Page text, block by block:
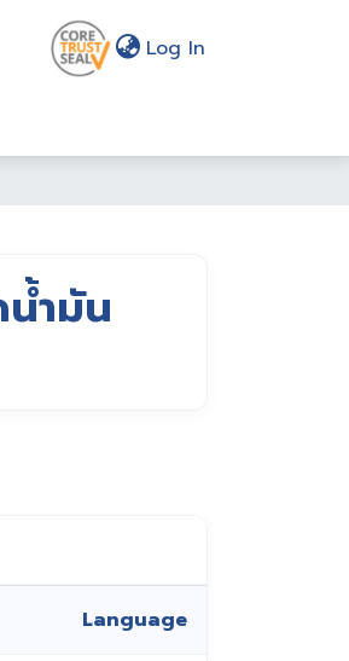
Log In
ำมัน
Language